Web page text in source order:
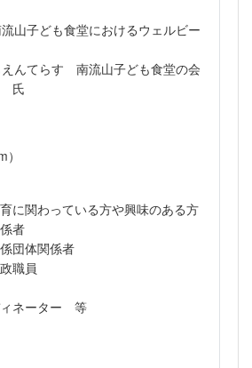
山子ども食堂におけるウェルビー
んてらす 南流山子ども食堂の会
氏
に関わっている方や興味のある方
者
団体関係者
職員
ィネーター 等